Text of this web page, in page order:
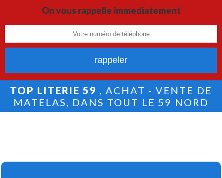
On vous rappelle immediatement
TOP LITERIE 59 , ACHAT - VENTE DE
MATELAS, DANS TOUT LE 59 NORD